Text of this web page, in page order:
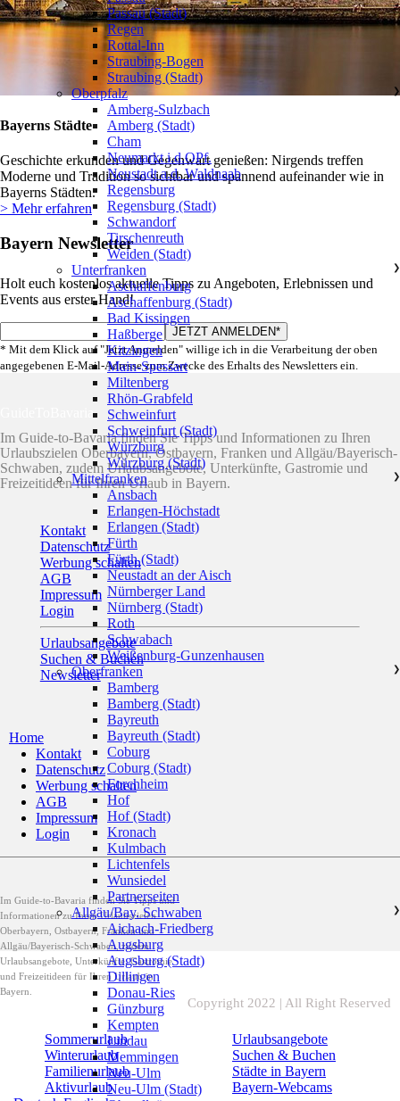
Bayerns Städte
Geschichte erkunden und Gegenwart genießen: Nirgends treffen
Moderne und Tradition so sichtbar und spannend aufeinander wie in
Bayerns Städten.
> Mehr erfahren
Bayern Newsletter
Holt euch kostenlos aktuelle Tipps zu Angeboten, Erlebnissen und
Events aus erster Hand!
* Mit dem Klick auf "Jetzt Anmelden" willige ich in die Verarbeitung der oben
angegebenen E-Mail-Adresse zum Zwecke des Erhalts des Newsletters ein.
GuideToBavaria
Im Guide-to-Bavaria finden Sie Tipps und Informationen zu Ihren
Urlaubszielen Oberbayern, Ostbayern, Franken und Allgäu/Bayerisch-
Schwaben, zudem Urlaubsangebote, Unterkünfte, Gastromie und
Freizeitideen für Ihren Urlaub in Bayern.
Kontakt
Datenschutz
Werbung schalten
AGB
Impressum
Login
Urlaubsangebote
Suchen & Buchen
Newsletter
Home
Kontakt
Datenschutz
Werbung schalten
AGB
Impressum
Login
Im Guide-to-Bavaria finden Sie Tipps und
Informationen zu Ihren Urlaubszielen
Oberbayern, Ostbayern, Franken und
Allgäu/Bayerisch-Schwaben, zudem
Urlaubsangebote, Unterkünfte, Gastromie
und Freizeitideen für Ihren Urlaub in
Bayern.
Sommerurlaub
Winterurlaub
Familienurlaub
Aktivurlaub
Urlaubsangebote
Suchen & Buchen
Städte in Bayern
Bayern-Webcams
Copyright 2022 | All Right Reserved
Passau (Stadt)
Regen
Rottal-Inn
Straubing-Bogen
Straubing (Stadt)
Oberpfalz
❯
Amberg-Sulzbach
Amberg (Stadt)
Cham
Neumarkt i.d.OPf.
Neustadt a.d. Waldnaab
Regensburg
Regensburg (Stadt)
Schwandorf
Tirschenreuth
Weiden (Stadt)
Unterfranken
❯
Aschaffenburg
Aschaffenburg (Stadt)
Bad Kissingen
Haßberge
Kitzingen
Main-Spessart
Miltenberg
Rhön-Grabfeld
Schweinfurt
Schweinfurt (Stadt)
Würzburg
Würzburg (Stadt)
Mittelfranken
❯
Ansbach
Erlangen-Höchstadt
Erlangen (Stadt)
Fürth
Fürth (Stadt)
Neustadt an der Aisch
Nürnberger Land
Nürnberg (Stadt)
Roth
Schwabach
Weißenburg-Gunzenhausen
Oberfranken
❯
Bamberg
Bamberg (Stadt)
Bayreuth
Bayreuth (Stadt)
Coburg
Coburg (Stadt)
Forchheim
Hof
Hof (Stadt)
Kronach
Kulmbach
Lichtenfels
Wunsiedel
Partnerseiten
Allgäu/Bay. Schwaben
❯
Aichach-Friedberg
Augsburg
Augsburg (Stadt)
Dillingen
Donau-Ries
Günzburg
Kempten
Lindau
Memmingen
Neu-Ulm
Neu-Ulm (Stadt)